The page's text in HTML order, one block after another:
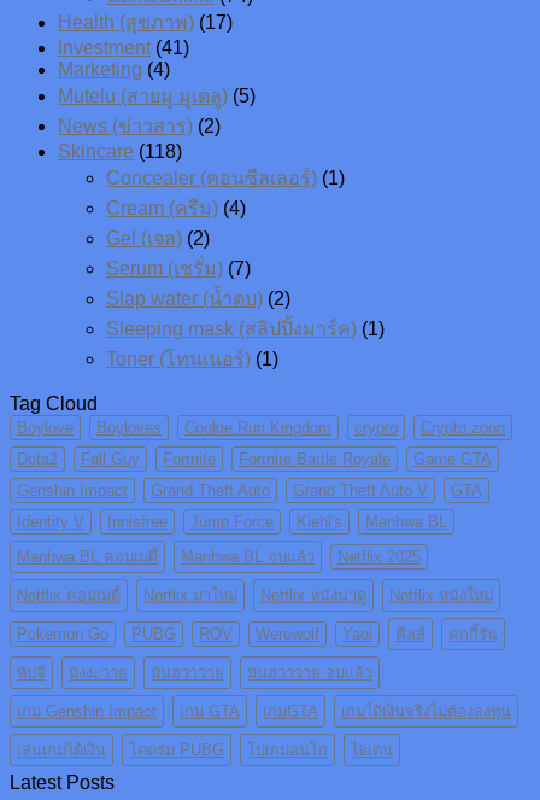
Health (สุขภาพ) (17)
Investment(41)
Marketing (4)
Mutelu (สายมู มูเตลู) (5)
News (ข่าวสาร) (2)
Skincare (118)
Concealer (คอนซีลเลอร์) (1)
Cream (ครีม) (4)
Gel (เจล) (2)
Serum (เซรั่ม) (7)
Slap water (น้ำตบ) (2)
Sleeping mask (สลิปปิ้งมาร์ค) (1)
Toner (โทนเนอร์) (1)
Tag Cloud
Boylove Boyloves Cookie Run Kingdom crypto
Crypto zoon
Dota2
Fall Guy Fortnite Fortnite Battle Royale
Game GTA
Genshin Impact
Grand Theft Auto Grand Theft Auto V
GTA
Identity V
Innisfree Jump Force Kiehl's
Manhwa BL
Manhwa BL คอมเมดี้
Manhwa BL จบแล้ว Netflix 2025
Netflix คอมเมดี้ Netflix มาใหม่ Netflix หนังน่าดู Netflix หนังใหม่
Pokemon Go PUBG ROV Werewolf Yaoi คีลส์ คุกกี้รัน
พับจี มังงะวาย มันฮวาวาย มันฮวาวาย จบแล้ว
เกม Genshin Impact เกม GTA เกมGTA เกมได้เงินจริงไม่ต้องลงทุน
เล่นเกมได้เงิน โดดร่ม PUBG โปเกม่อนโก ไอเดน
Latest Posts